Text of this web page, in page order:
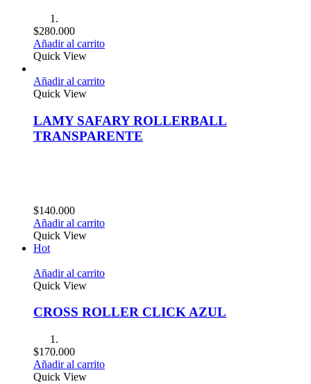
$280.000
Añadir al carrito
Quick View
Añadir al carrito
Quick View
LAMY SAFARY ROLLERBALL
TRANSPARENTE
$140.000
Añadir al carrito
Quick View
Hot
Añadir al carrito
Quick View
CROSS ROLLER CLICK AZUL
$170.000
Añadir al carrito
Quick View